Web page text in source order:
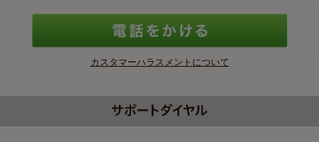
カスタマーハラスメントについて